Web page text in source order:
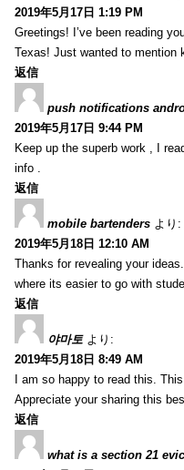
2019年5月17日 1:19 PM
Greetings! I’ve been reading
Texas! Just wanted to mention
返信
push notifications
2019年5月17日 9:44 PM
Keep up the superb work , I
info .
返信
mobile bartenders より:
2019年5月18日 12:10 AM
Thanks for revealing your
where its easier to go with
返信
야마토 より:
2019年5月18日 8:49 AM
I am so happy to read this.
Appreciate your sharing this
返信
what is a section 21